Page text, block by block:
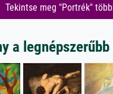
Tekintse meg "Portrék"
a